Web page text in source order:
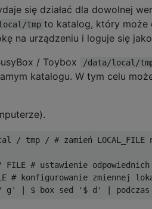
się działać dla dowolnej
tmp to katalog, który może
na urządzeniu i loguje się
/ Toybox
/data/local/
katalogu. W tym celu
/ tmp / # zamień
# ustawienie odpowiednich
zmiennej